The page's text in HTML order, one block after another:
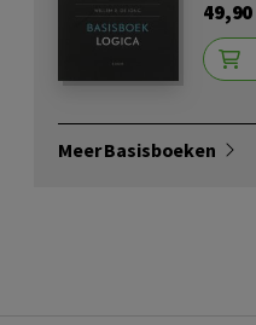
49,90
Meer Basisboeken